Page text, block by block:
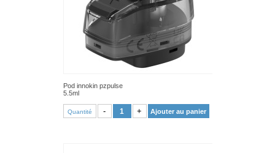
Pod innokin pzpulse
5.5ml
Quantité - + Ajouter au panier